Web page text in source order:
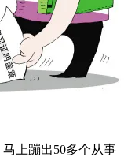
上蹦出50多个从事